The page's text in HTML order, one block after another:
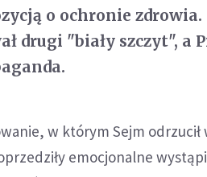
o ochronie
drugi "biały szczyt", a
w którym Sejm
emocjonalne